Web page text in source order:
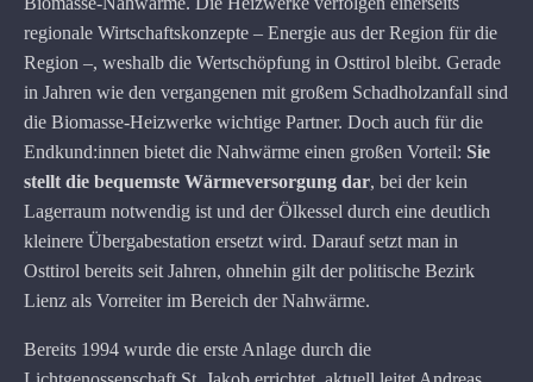
regionale Wirtschaftskonzepte – Energie aus der Region für die
Region –, weshalb die Wertschöpfung in Osttirol bleibt. Gerade
in Jahren wie den vergangenen mit großem Schadholzanfall sind
die Biomasse-Heizwerke wichtige Partner. Doch auch für die
Endkund:innen bietet die Nahwärme einen großen Vorteil: Sie
stellt die bequemste Wärmeversorgung dar, bei der kein
Lagerraum notwendig ist und der Ölkessel durch eine deutlich
kleinere Übergabestation ersetzt wird. Darauf setzt man in
Osttirol bereits seit Jahren, ohnehin gilt der politische Bezirk
Lienz als Vorreiter im Bereich der Nahwärme.
Bereits 1994 wurde die erste Anlage durch die